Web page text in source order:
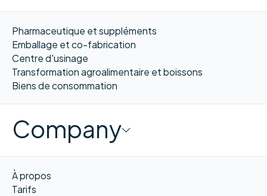
Pharmaceutique et suppléments
Emballage et co-fabrication
Centre d'usinage
Transformation agroalimentaire et boissons
Biens de consommation
Company
À propos
Tarifs